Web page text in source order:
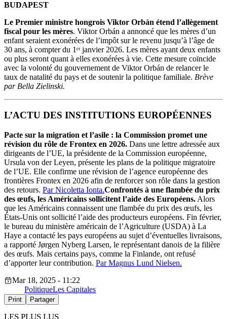
BUDAPEST
Le Premier ministre hongrois Viktor Orbán étend l’allègement
fiscal pour les mères. Viktor Orbán a annoncé que les mères d’un
enfant seraient exonérées de l’impôt sur le revenu jusqu’à l’âge de
30 ans, à compter du 1ᵉʳ janvier 2026. Les mères ayant deux enfants
ou plus seront quant à elles exonérées à vie. Cette mesure coïncide
avec la volonté du gouvernement de Viktor Orbán de relancer le
taux de natalité du pays et de soutenir la politique familiale. Brève
par Bella Zielinski.
L’ACTU DES INSTITUTIONS EUROPÉENNES
Pacte sur la migration et l’asile : la Commission promet une
révision du rôle de Frontex en 2026. Dans une lettre adressée aux
dirigeants de l’UE, la présidente de la Commission européenne,
Ursula von der Leyen, présente les plans de la politique migratoire
de l’UE. Elle confirme une révision de l’agence européenne des
frontières Frontex en 2026 afin de renforcer son rôle dans la gestion
des retours. Par Nicoletta Ionta.Confrontés à une flambée du prix
des œufs, les Américains sollicitent l’aide des Européens. Alors
que les Américains connaissent une flambée du prix des œufs, les
États-Unis ont sollicité l’aide des producteurs européens. Fin février,
le bureau du ministère américain de l’Agriculture (USDA) à La
Haye a contacté les pays européens au sujet d’éventuelles livraisons,
a rapporté Jørgen Nyberg Larsen, le représentant danois de la filière
des œufs. Mais certains pays, comme la Finlande, ont refusé
d’apporter leur contribution. Par Magnus Lund Nielsen.
Mar 18, 2025 - 11:22
PolitiqueLes Capitales
Print Partager
LES PLUS LUS